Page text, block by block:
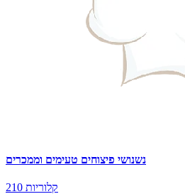
נשנושי פיצוחים טעימים וממכרים
210 קלוריות